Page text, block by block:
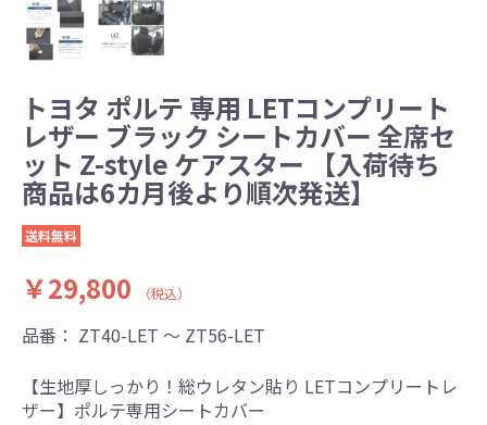
トヨタ ポルテ 専用 LETコンプリート
レザー ブラック シートカバー 全席セ
ット Z-style ケアスター 【入荷待ち
商品は6カ月後より順次発送】
送料無料
￥29,800 （税込）
品番： ZT40-LET ～ ZT56-LET
【生地厚しっかり！総ウレタン貼り LETコンプリートレ
ザー】ポルテ専用シートカバー